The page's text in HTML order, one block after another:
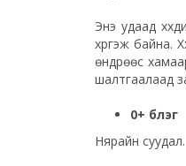
Энэ удаад
хүргэж байна.
өндрөөс
шалтгаалаад
0+ бүлэг
Нярайн суудал.